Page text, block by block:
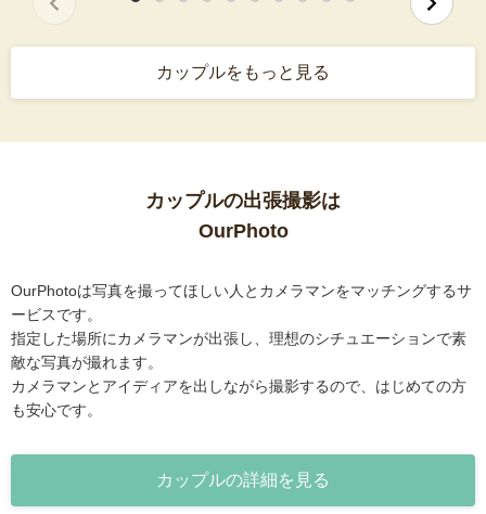
カップルをもっと見る
カップルの出張撮影は
OurPhoto
OurPhotoは写真を撮ってほしい人とカメラマンをマッチングするサ
ービスです。
指定した場所にカメラマンが出張し、理想のシチュエーションで素
敵な写真が撮れます。
カメラマンとアイディアを出しながら撮影するので、はじめての方
も安心です。
カップルの詳細を見る